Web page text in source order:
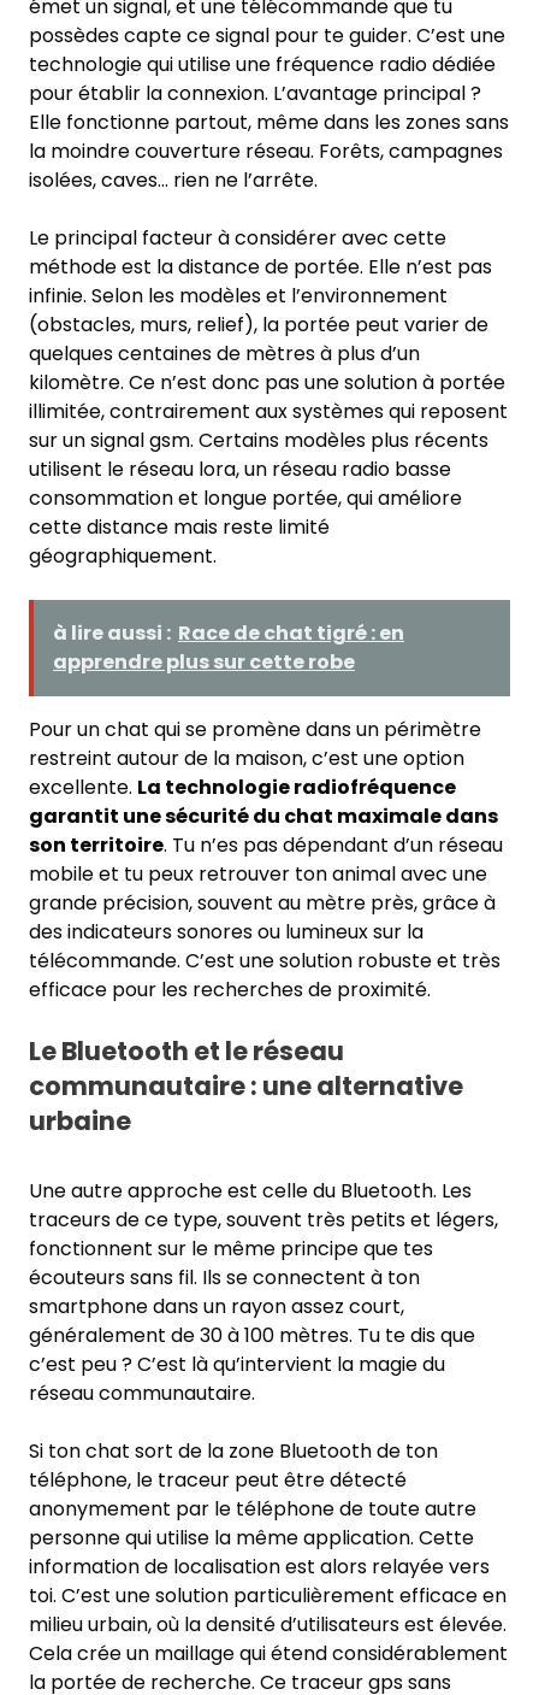
émet un signal, et une télécommande que tu
possèdes capte ce signal pour te guider. C’est une
technologie qui utilise une fréquence radio dédiée
pour établir la connexion. L’avantage principal ?
Elle fonctionne partout, même dans les zones sans
la moindre couverture réseau. Forêts, campagnes
isolées, caves… rien ne l’arrête.
Le principal facteur à considérer avec cette
méthode est la distance de portée. Elle n’est pas
infinie. Selon les modèles et l’environnement
(obstacles, murs, relief), la portée peut varier de
quelques centaines de mètres à plus d’un
kilomètre. Ce n’est donc pas une solution à portée
illimitée, contrairement aux systèmes qui reposent
sur un signal gsm. Certains modèles plus récents
utilisent le réseau lora, un réseau radio basse
consommation et longue portée, qui améliore
cette distance mais reste limité
géographiquement.
à lire aussi : Race de chat tigré : en
apprendre plus sur cette robe
Pour un chat qui se promène dans un périmètre
restreint autour de la maison, c’est une option
excellente. La technologie radiofréquence
garantit une sécurité du chat maximale dans
son territoire. Tu n’es pas dépendant d’un réseau
mobile et tu peux retrouver ton animal avec une
grande précision, souvent au mètre près, grâce à
des indicateurs sonores ou lumineux sur la
télécommande. C’est une solution robuste et très
efficace pour les recherches de proximité.
Le Bluetooth et le réseau
communautaire : une alternative
urbaine
Une autre approche est celle du Bluetooth. Les
traceurs de ce type, souvent très petits et légers,
fonctionnent sur le même principe que tes
écouteurs sans fil. Ils se connectent à ton
smartphone dans un rayon assez court,
généralement de 30 à 100 mètres. Tu te dis que
c’est peu ? C’est là qu’intervient la magie du
réseau communautaire.
Si ton chat sort de la zone Bluetooth de ton
téléphone, le traceur peut être détecté
anonymement par le téléphone de toute autre
personne qui utilise la même application. Cette
information de localisation est alors relayée vers
toi. C’est une solution particulièrement efficace en
milieu urbain, où la densité d’utilisateurs est élevée.
Cela crée un maillage qui étend considérablement
la portée de recherche. Ce traceur gps sans